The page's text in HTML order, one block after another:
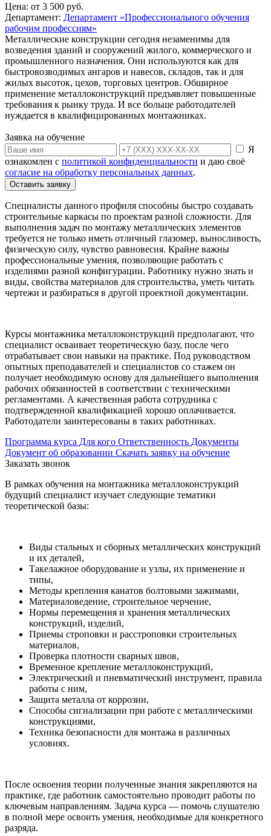
Цена: от 3 500 руб.
Департамент: Департамент «Профессионального обучения
рабочим профессиям»
Металлические конструкции сегодня незаменимы для
возведения зданий и сооружений жилого, коммерческого и
промышленного назначения. Они используются как для
быстровозводимых ангаров и навесов, складов, так и для
жилых высоток, цехов, торговых центров. Обширное
применение металлоконструкций предъявляет повышенные
требования к рынку труда. И все больше работодателей
нуждается в квалифицированных монтажниках.
Заявка на обучение
Я
ознакомлен с политикой конфиденциальности и даю своё
согласие на обработку персональных данных.
Оставить заявку
Специалисты данного профиля способны быстро создавать
строительные каркасы по проектам разной сложности. Для
выполнения задач по монтажу металлических элементов
требуется не только иметь отличный глазомер, выносливость,
физическую силу, чувство равновесия. Крайне важны
профессиональные умения, позволяющие работать с
изделиями разной конфигурации. Работнику нужно знать и
виды, свойства материалов для строительства, уметь читать
чертежи и разбираться в другой проектной документации.
Курсы монтажника металлоконструкций предполагают, что
специалист осваивает теоретическую базу, после чего
отрабатывает свои навыки на практике. Под руководством
опытных преподавателей и специалистов со стажем он
получает необходимую основу для дальнейшего выполнения
рабочих обязанностей в соответствии с техническими
регламентами. А качественная работа сотрудника с
подтвержденной квалификацией хорошо оплачивается.
Работодатели заинтересованы в таких работниках.
Программа курса Для кого Ответственность Документы
Документ об образовании Скачать заявку на обучение
Заказать звонок
В рамках обучения на монтажника металлоконструкций
будущий специалист изучает следующие тематики
теоретической базы:
Виды стальных и сборных металлических конструкций
и их деталей,
Такелажное оборудование и узлы, их применение и
типы,
Методы крепления канатов болтовыми зажимами,
Материаловедение, строительное черчение,
Нормы перемещения и хранения металлических
конструкций, изделий,
Приемы строповки и расстроповки строительных
материалов,
Проверка плотности сварных швов,
Временное крепление металлоконструкций,
Электрический и пневматический инструмент, правила
работы с ним,
Защита металла от коррозии,
Способы сигнализации при работе с металлическими
конструкциями,
Техника безопасности для монтажа в различных
условиях.
После освоения теории полученные знания закрепляются на
практике, где работник самостоятельно проводит работы по
ключевым направлениям. Задача курса — помочь слушателю
в полной мере освоить умения, необходимые для конкретного
разряда.